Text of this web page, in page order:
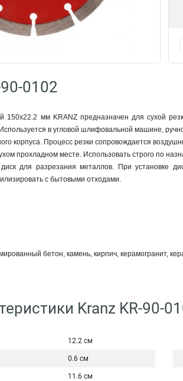
0102
150x22.2 мм KRANZ предназначен для сухой
в угловой шлифовальной машине,
корпуса. Процесс резки сопровождается
прохладном месте. Использовать строго по
для разрезания металлов. При установке
с бытовыми отходами.
бетон, камень, кирпич, керамогранит,
Kranz KR-90-
12.2 см
0.6 см
11.6 см